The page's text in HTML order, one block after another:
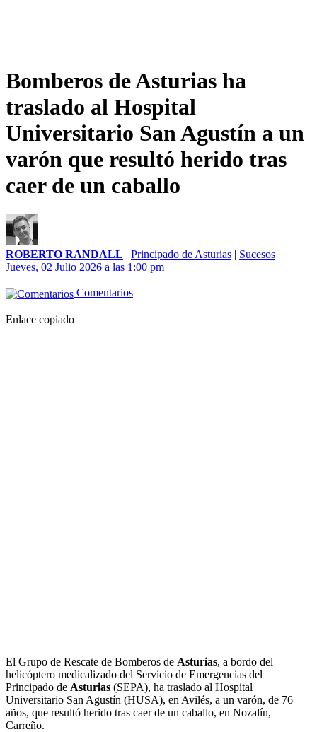
Bomberos de Asturias ha
traslado al Hospital
Universitario San Agustín a un
varón que resultó herido tras
caer de un caballo
ROBERTO RANDALL | Principado de Asturias | Sucesos
Jueves, 02 Julio 2026 a las 1:00 pm
Comentarios
Enlace copiado
El Grupo de Rescate de Bomberos de Asturias, a bordo del
helicóptero medicalizado del Servicio de Emergencias del
Principado de Asturias (SEPA), ha traslado al Hospital
Universitario San Agustín (HUSA), en Avilés, a un varón, de 76
años, que resultó herido tras caer de un caballo, en Nozalín,
Carreño.